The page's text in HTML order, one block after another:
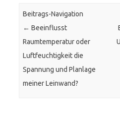
Beitrags-Navigation
← Beeinflusst
Raumtemperatur oder
Luftfeuchtigkeit die
Spannung und Planlage
meiner Leinwand?